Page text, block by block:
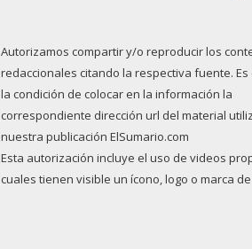
Autorizamos compartir y/o reproducir los
redaccionales citando la respectiva fuente. Es
la condición de colocar en la información la
correspondiente dirección url del material
nuestra publicación ElSumario.com
Esta autorización incluye el uso de videos
cuales tienen visible un ícono, logo o marca